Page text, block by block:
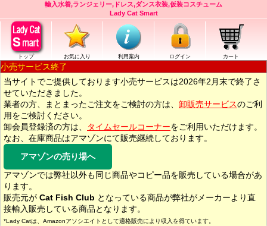
輸入水着,ランジェリー,ドレス,ダンス衣装,仮装コスチューム
Lady Cat Smart
トップ お気に入り 利用案内 ログイン カート
小売サービス終了
当サイトでご提供しております小売サービスは2026年2月末で終了さ
せていただきました。
業者の方、まとまったご注文をご検討の方は、 卸販売サービスのご利
用をご検討ください。
卸会員登録済の方は、
タイムセールコーナーをご利用いただけます。
なお、在庫商品はアマゾンにて販売継続しております。
アマゾンの売り場へ
アマゾンでは弊社以外も同じ商品やコピー品を販売している場合があ
ります。
販売元が Cat Fish Club となっている商品が弊社がメーカーより直
接輸入販売している商品となります。
*Lady Catは、Amazonアソシエイトとして適格販売により収入を得ています。